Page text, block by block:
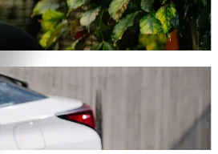
min et coûtera environ 14,30 PLN PLN.